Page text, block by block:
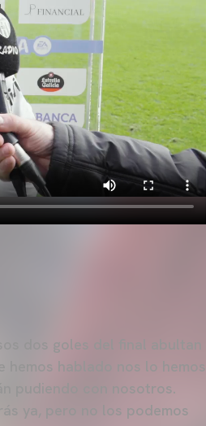
dos goles del final abultan
hablado nos lo hemos
pudiendo con nosotros.
ya, pero no los podemos